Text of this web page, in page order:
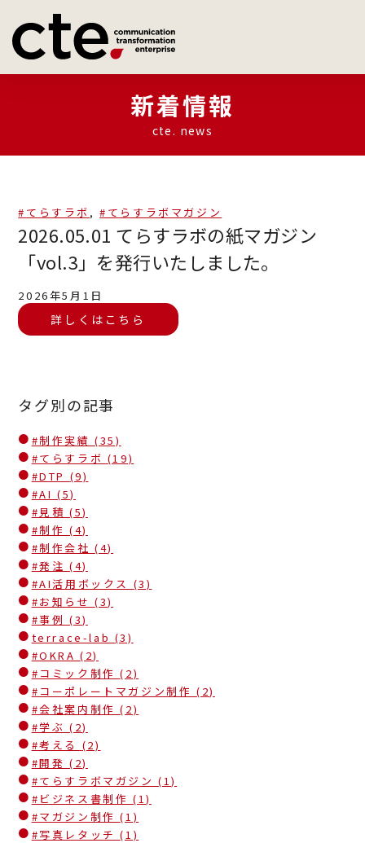
新着情報
cte. news
#てらすラボ ,#てらすラボマガジン
2026.05.01 てらすラボの紙マガジン
「vol.3」を発行いたしました。
2026年5月1日
詳しくはこちら
タグ別の記事
#制作実績(35)
#てらすラボ (19)
#DTP (9)
#AI(5)
#見積(5)
#制作(4)
#制作会社(4)
#発注(4)
#AI活用ボックス (3)
#お知らせ(3)
#事例(3)
terrace-lab (3)
#OKRA(2)
#コミック制作(2)
#コーポレートマガジン制作(2)
#会社案内制作(2)
#学ぶ(2)
#考える (2)
#開発(2)
#てらすラボマガジン(1)
#ビジネス書制作(1)
#マガジン制作(1)
#写真レタッチ(1)